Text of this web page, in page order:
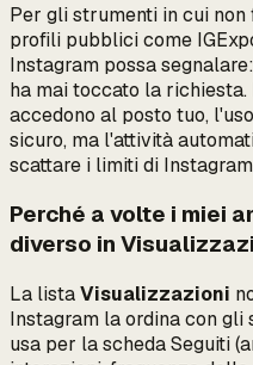
Per gli strumenti in cui
profili pubblici come
Instagram possa
ha mai toccato la
accedono al posto tuo,
sicuro, ma l'attività
scattare i limiti di
Perché a volte i miei
diverso in
La listaVisualizzazioni
Instagram la ordina con
usa per la scheda Seguiti